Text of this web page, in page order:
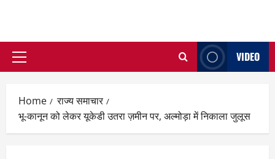
Primary
VIDEO
Home
राज्य समाचार
भू-कानून को लेकर यूकेडी उतरा ज़मीन पर, अल्मोड़ा में निकाला जुलूस